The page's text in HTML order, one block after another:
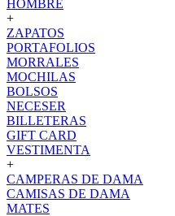
HOMBRE
+
ZAPATOS
PORTAFOLIOS
MORRALES
MOCHILAS
BOLSOS
NECESER
BILLETERAS
GIFT CARD
VESTIMENTA
+
CAMPERAS DE DAMA
CAMISAS DE DAMA
MATES